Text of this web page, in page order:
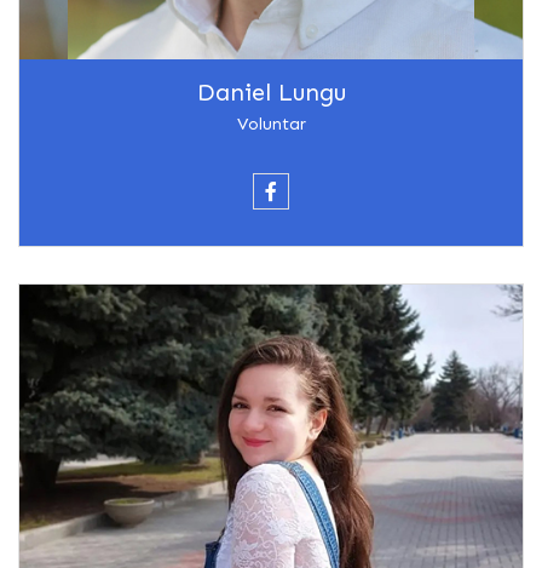
Daniel Lungu
Voluntar